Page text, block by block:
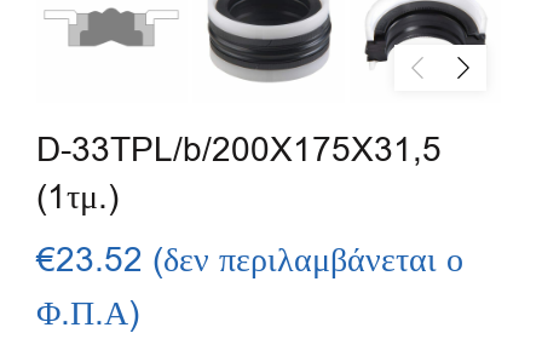
D-33TPL/b/200X175X31,5
(1τμ.)
€23.52 (δεν περιλαμβάνεται ο
Φ.Π.Α)